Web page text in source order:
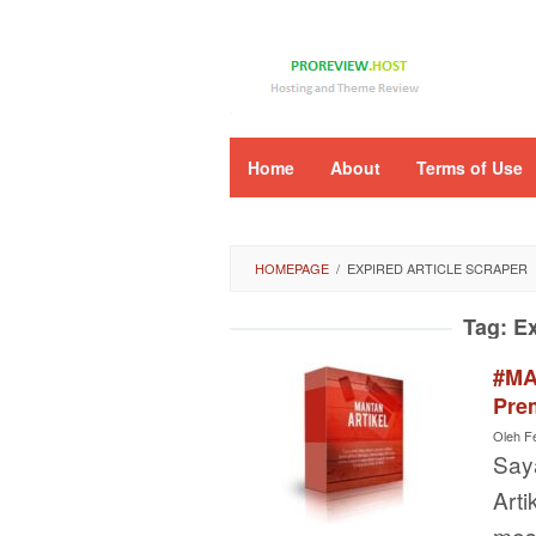
Home About Terms of Use
HOMEPAGE / EXPIRED ARTICLE SCRAPER
Tag:
Oleh